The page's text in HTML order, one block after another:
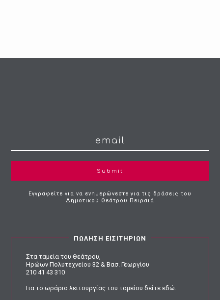
Submit
Εγγραφείτε για να ενημερώνεστε για τις δράσεις του
Δημοτικού Θεάτρου Πειραιά
ΠΩΛΗΣΗ ΕΙΣΙΤΗΡΙΩΝ
Στα ταμεία του Θεάτρου,
Ηρώων Πολυτεχνείου 32 & Βασ. Γεωργίου
210 41 43 310
Για το ωράριο λειτουργίας του ταμείουδείτε εδώ.